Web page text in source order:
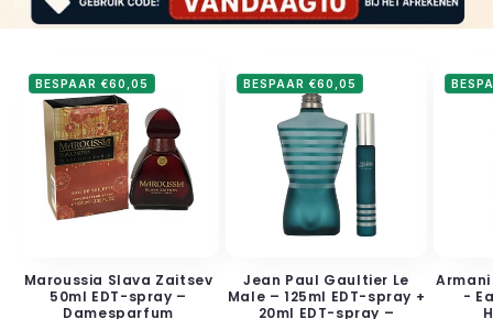
BESPAAR €60,05
Maroussia Slava Zaitsev
50ml EDT-spray –
Damesparfum
BESPAAR €60,05
Jean Paul Gaultier Le
Male – 125ml EDT-spray +
20ml EDT-spray –
Armani
-